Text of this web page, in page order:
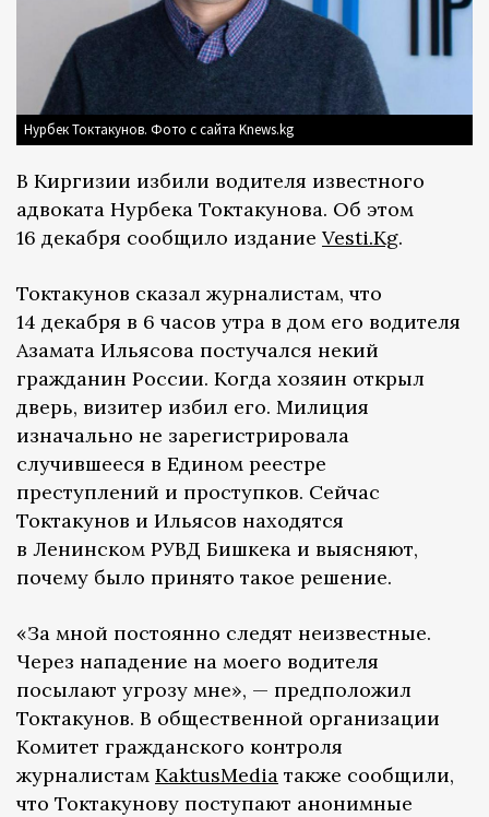
Нурбек Токтакунов. Фото с сайта Knews.kg
В Киргизии избили водителя известного
адвоката Нурбека Токтакунова. Об этом
16 декабря сообщило издание Vesti.Kg.
Токтакунов сказал журналистам, что
14 декабря в 6 часов утра в дом его водителя
Азамата Ильясова постучался некий
гражданин России. Когда хозяин открыл
дверь, визитер избил его. Милиция
изначально не зарегистрировала
случившееся в Едином реестре
преступлений и проступков. Сейчас
Токтакунов и Ильясов находятся
в Ленинском РУВД Бишкека и выясняют,
почему было принято такое решение.
«За мной постоянно следят неизвестные.
Через нападение на моего водителя
посылают угрозу мне», — предположил
Токтакунов. В общественной организации
Комитет гражданского контроля
журналистам KaktusMedia также сообщили,
что Токтакунову поступают анонимные